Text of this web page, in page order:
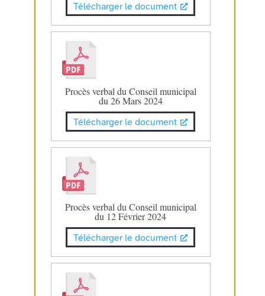
Télécharger le document
Procès verbal du Conseil municipal
du 26 Mars 2024
Télécharger le document
Procès verbal du Conseil municipal
du 12 Février 2024
Télécharger le document